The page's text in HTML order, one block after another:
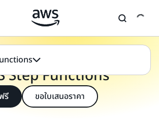
คชัน
Step Functions
รี ขอใบเสนอราคา